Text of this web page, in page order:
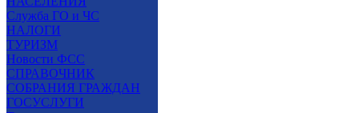
Служба ГО и ЧС
НАЛОГИ
ТУРИЗМ
Новости ФСС
СПРАВОЧНИК
СОБРАНИЯ ГРАЖДАН
ГОСУСЛУГИ